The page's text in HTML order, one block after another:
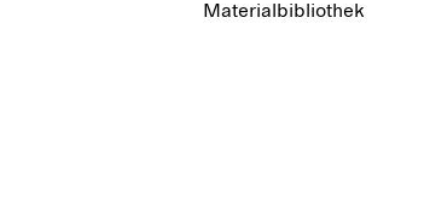
Materialbibliothek